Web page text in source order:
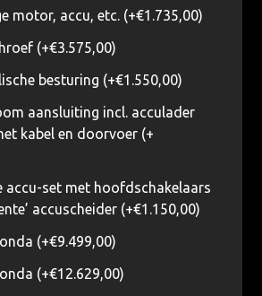
motor, accu, etc. (+€1.735,00)
(+€3.575,00)
besturing (+€1.550,00)
aansluiting incl. acculader
kabel en doorvoer (+
accu-set met hoofdschakelaars
accuscheider (+€1.150,00)
(+€9.499,00)
(+€12.629,00)